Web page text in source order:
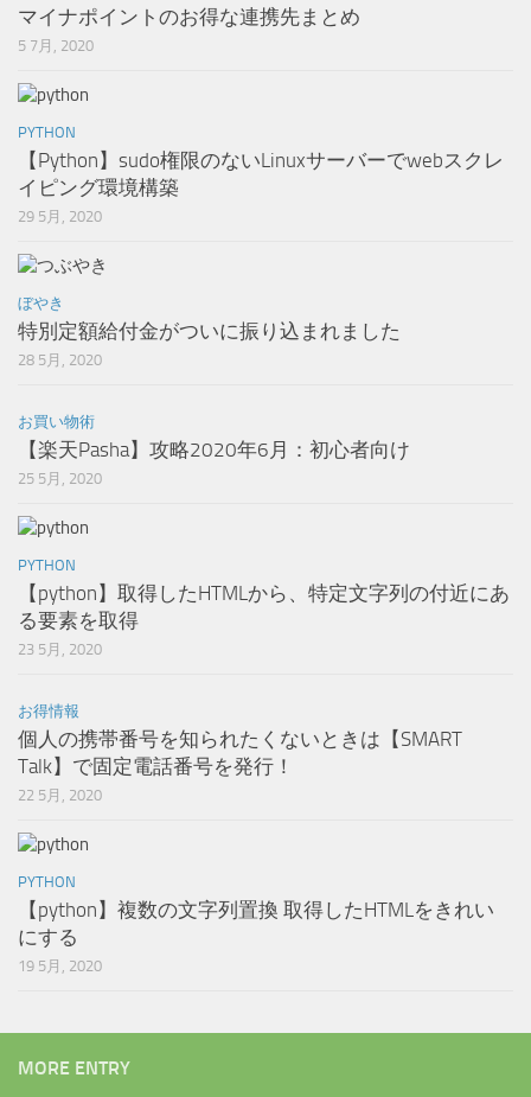
マイナポイントのお得な連携先まとめ
5 7月, 2020
PYTHON
【Python】sudo権限のないLinuxサーバーでwebスクレ
イピング環境構築
29 5月, 2020
ぼやき
特別定額給付金がついに振り込まれました
28 5月, 2020
お買い物術
【楽天Pasha】攻略2020年6月：初心者向け
25 5月, 2020
PYTHON
【python】取得したHTMLから、特定文字列の付近にあ
る要素を取得
23 5月, 2020
お得情報
個人の携帯番号を知られたくないときは【SMART
Talk】で固定電話番号を発行！
22 5月, 2020
PYTHON
【python】複数の文字列置換 取得したHTMLをきれい
にする
19 5月, 2020
MORE ENTRY